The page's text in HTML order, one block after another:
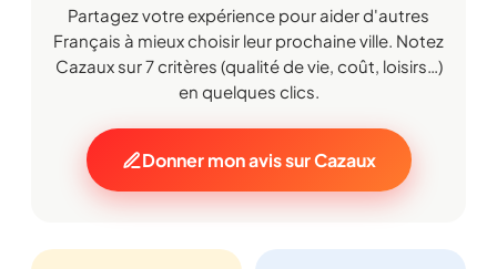
Partagez votre expérience pour aider d'autres
Français à mieux choisir leur prochaine ville. Notez
Cazaux sur 7 critères (qualité de vie, coût, loisirs…)
en quelques clics.
Donner mon avis sur Cazaux